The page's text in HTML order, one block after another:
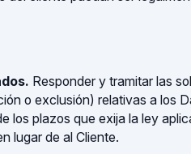
Responder y tramitar las
o exclusión) relativas a los
los plazos que exija la ley
lugar de al Cliente.